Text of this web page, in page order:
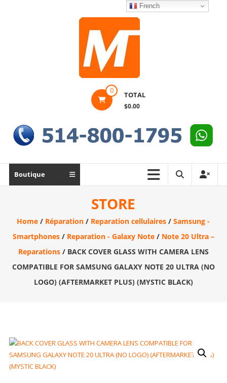
et
vente
Ordinateur,
cellulaire
0 TOTAL
$0.00
Boutique
STORE
Home / Réparation / Reparation cellulaires /Samsung -
Smartphones/ Reparation - Galaxy Note/ Note 20 Ultra –
Reparations/ BACK COVER GLASS WITH CAMERA LENS
COMPATIBLE FOR SAMSUNG GALAXY NOTE 20 ULTRA (NO
LOGO) (AFTERMARKET PLUS) (MYSTIC BLACK)
French